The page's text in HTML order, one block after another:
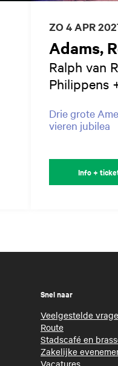
Adams,
Ralph van
Philippens
Drie grote
vieren jubilea
ZO 4 APR
Info +
Snel naar
Veelgestelde
Route
Stadscafé en
Zakelijke